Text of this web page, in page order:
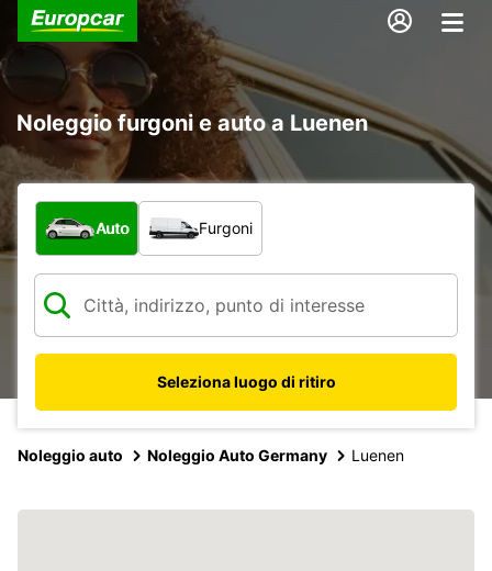
Noleggio furgoni e auto a Luenen
Scegli la tipologia di veicolo:
Auto Furgoni
Seleziona luogo di ritiro
Noleggio auto Noleggio Auto Germany Luenen